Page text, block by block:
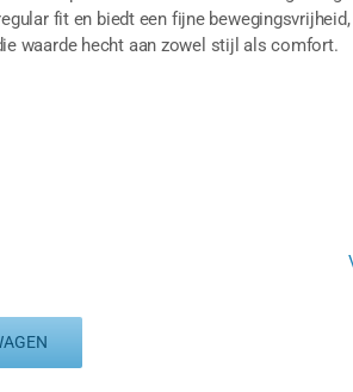
fit en biedt een fijne
waarde hecht aan zowel stijl als comfort.